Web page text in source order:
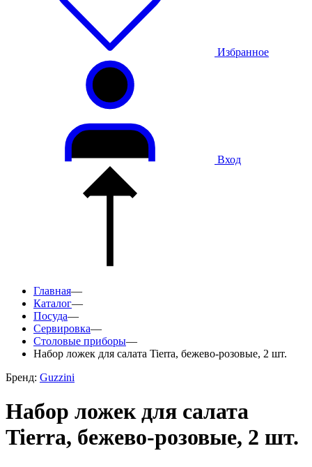
Избранное
Вход
Главная—
Каталог—
Посуда—
Сервировка—
Столовые приборы—
Набор ложек для салата Tierra, бежево-розовые, 2 шт.
Бренд: Guzzini
Набор ложек для салата
Tierra, бежево-розовые, 2 шт.